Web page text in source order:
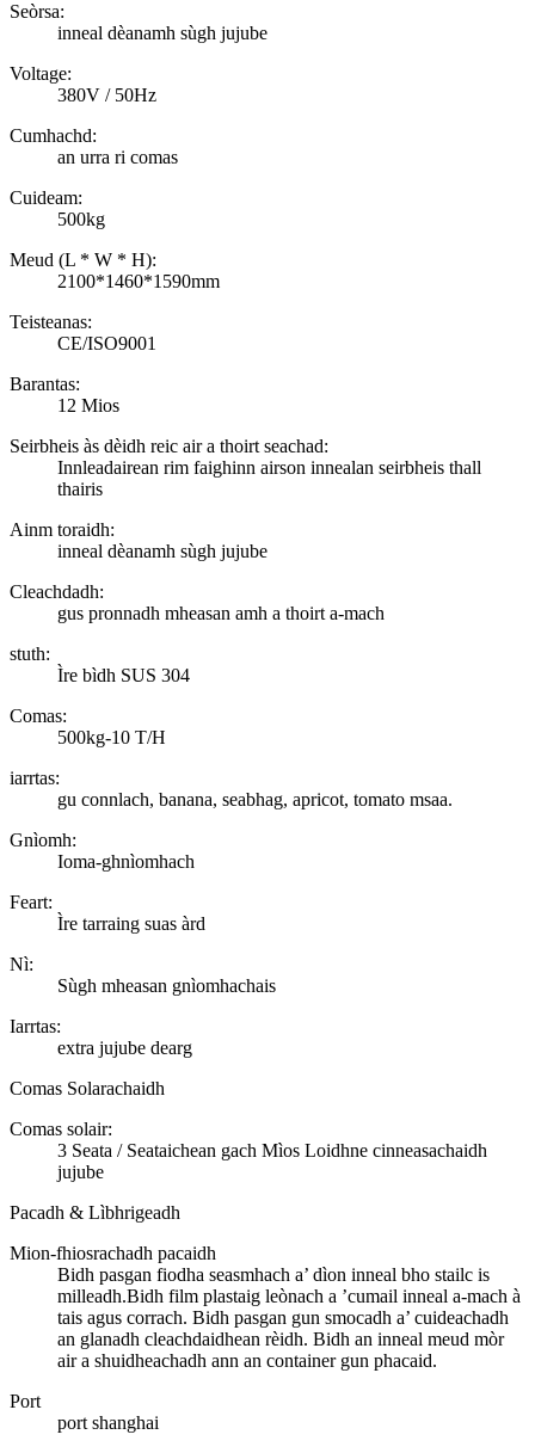
Seòrsa:
inneal dèanamh sùgh jujube
Voltage:
380V / 50Hz
Cumhachd:
an urra ri comas
Cuideam:
500kg
Meud (L * W * H):
2100*1460*1590mm
Teisteanas:
CE/ISO9001
Barantas:
12 Mios
Seirbheis às dèidh reic air a thoirt seachad:
Innleadairean rim faighinn airson innealan seirbheis thall
thairis
Ainm toraidh:
inneal dèanamh sùgh jujube
Cleachdadh:
gus pronnadh mheasan amh a thoirt a-mach
stuth:
Ìre bìdh SUS 304
Comas:
500kg-10 T/H
iarrtas:
gu connlach, banana, seabhag, apricot, tomato msaa.
Gnìomh:
Ioma-ghnìomhach
Feart:
Ìre tarraing suas àrd
Nì:
Sùgh mheasan gnìomhachais
Iarrtas:
extra jujube dearg
Comas Solarachaidh
Comas solair:
3 Seata / Seataichean gach Mìos Loidhne cinneasachaidh
jujube
Pacadh & Lìbhrigeadh
Mion-fhiosrachadh pacaidh
Bidh pasgan fiodha seasmhach a’ dìon inneal bho stailc is
milleadh.Bidh film plastaig leònach a ’cumail inneal a-mach à
tais agus corrach. Bidh pasgan gun smocadh a’ cuideachadh
an glanadh cleachdaidhean rèidh. Bidh an inneal meud mòr
air a shuidheachadh ann an container gun phacaid.
Port
port shanghai